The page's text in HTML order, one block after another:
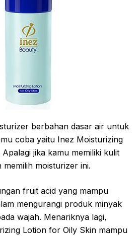
berbahan dasar air untuk
coba yaitu Inez Moisturizing
jika kamu memiliki kulit
moisturizer ini.
fruit acid yang mampu
mengurangi produk minyak
wajah. Menariknya lagi,
Lotion for Oily Skin mampu